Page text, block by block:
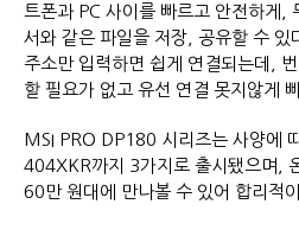
트폰과 PC 사이를 빠르고 안전하게,
서와 같은 파일을 저장, 공유할 수 있
주소만 입력하면 쉽게 연결되는데,
할 필요가 없고 유선 연결 못지않게
MSI PRO DP180 시리즈는 사양에
404XKR까지 3가지로 출시됐으며,
60만 원대에 만나볼 수 있어 합리적